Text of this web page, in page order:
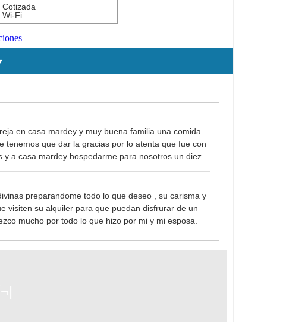
Cotizada
Wi-Fi
en casa mardey y muy buena familia una comida
tenemos que dar la gracias por lo atenta que fue con
a casa mardey hospedarme para nosotros un diez
preparandome todo lo que deseo , su carisma y
visiten su alquiler para que puedan disfrurar de un
mucho por todo lo que hizo por mi y mi esposa.